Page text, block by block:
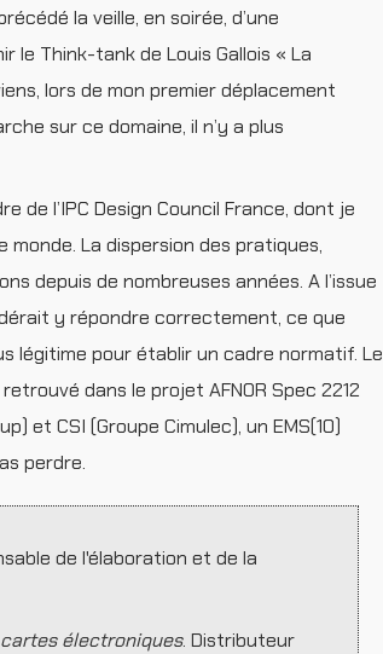
la veille, en soirée, d’une
le Think-tank de Louis Gallois « La
lors de mon premier déplacement
sur ce domaine, il n’y a plus
de l’IPC Design Council France, dont je
La dispersion des pratiques,
depuis de nombreuses années. A l’issue
y répondre correctement, ce que
légitime pour établir un cadre normatif. Le
dans le projet AFNOR Spec 2212
et CSI (Groupe Cimulec), un EMS(10)
perdre.
de l'élaboration et de la
électroniques. Distributeur